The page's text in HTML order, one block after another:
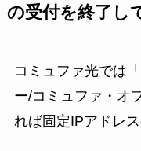
の受付を終了し
コミュファ光では
ー/コミュファ・オ
れば固定IPアドレ